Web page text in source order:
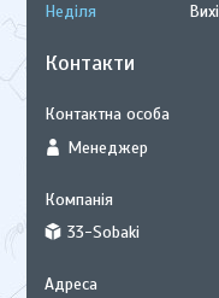
Неділя
Контакти
Менеджер
33-Sobaki